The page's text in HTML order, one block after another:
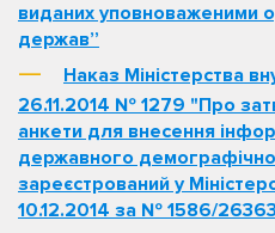
виданих уповноваженими
держав”
Наказ Міністерства
26.11.2014 № 1279 "Про
анкети для внесення
державного
зареєстрований у
10.12.2014 за № 1586/